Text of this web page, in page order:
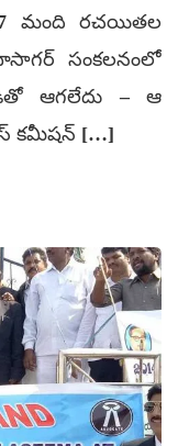
మంది రచయితల
సంకలనంలో
ఆగలేదు – ఆ
కమీషన్ […]